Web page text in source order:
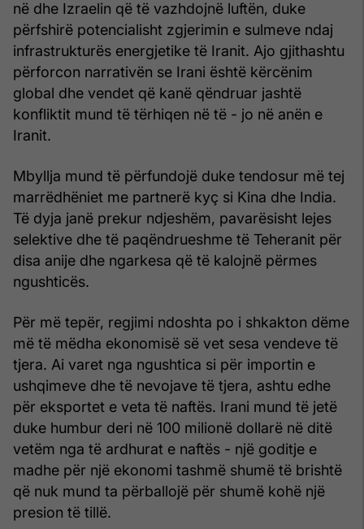
në dhe Izraelin që të vazhdojnë luftën, duke
përfshirë potencialisht zgjerimin e sulmeve ndaj
infrastrukturës energjetike të Iranit. Ajo gjithashtu
përforcon narrativën se Irani është kërcënim
global dhe vendet që kanë qëndruar jashtë
konfliktit mund të tërhiqen në të - jo në anën e
Iranit.
Mbyllja mund të përfundojë duke tendosur më tej
marrëdhëniet me partnerë kyç si Kina dhe India.
Të dyja janë prekur ndjeshëm, pavarësisht lejes
selektive dhe të paqëndrueshme të Teheranit për
disa anije dhe ngarkesa që të kalojnë përmes
ngushticës.
Për më tepër, regjimi ndoshta po i shkakton dëme
më të mëdha ekonomisë së vet sesa vendeve të
tjera. Ai varet nga ngushtica si për importin e
ushqimeve dhe të nevojave të tjera, ashtu edhe
për eksportet e veta të naftës. Irani mund të jetë
duke humbur deri në 100 milionë dollarë në ditë
vetëm nga të ardhurat e naftës - një goditje e
madhe për një ekonomi tashmë shumë të brishtë
që nuk mund ta përballojë për shumë kohë një
presion të tillë.